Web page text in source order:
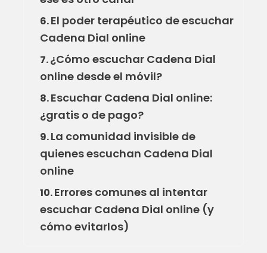
6.El poder terapéutico de escuchar
Cadena Dial online
7.¿Cómo escuchar Cadena Dial
online desde el móvil?
8.Escuchar Cadena Dial online:
¿gratis o de pago?
9.La comunidad invisible de
quienes escuchan Cadena Dial
online
10.Errores comunes al intentar
escuchar Cadena Dial online (y
cómo evitarlos)